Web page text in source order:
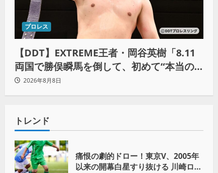
プロレス
【DDT】EXTREME王者・岡谷英樹「8.11
両国で勝俣瞬馬を倒して、初めて“本当の
王者”になれる」
2026年8月8日
トレンド
痛恨の劇的ドロー！東京V、2005年
以来の開幕白星すり抜ける 川崎ロマ